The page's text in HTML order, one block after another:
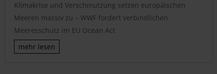
Klimakrise und Verschmutzung setzen europäischen
Meeren massiv zu – WWF fordert verbindlichen
Meeresschutz im EU Ocean Act
mehr lesen